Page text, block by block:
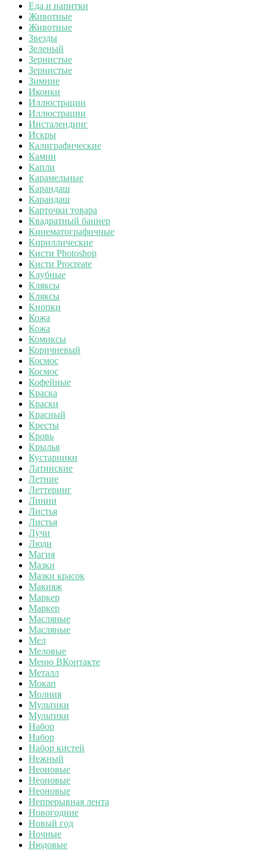
Еда и напитки
Животные
Животные
Звезды
Зеленый
Зернистые
Зернистые
Зимние
Иконки
Иллюстрации
Иллюстрации
Инсталендинг
Искры
Калиграфические
Камни
Капли
Карамельные
Карандаш
Карандаш
Карточки товара
Квадратный баннер
Кинематографичные
Кириллические
Кисти Photoshop
Кисти Procreate
Клубные
Кляксы
Кляксы
Кнопки
Кожа
Кожа
Комиксы
Коричневый
Космос
Космос
Кофейные
Краска
Краски
Красный
Кресты
Кровь
Крылья
Кустарники
Латинские
Летние
Леттеринг
Линии
Листья
Листья
Лучи
Люди
Магия
Мазки
Мазки красок
Макияж
Маркер
Маркер
Масляные
Масляные
Мел
Меловые
Меню ВКонтакте
Металл
Мокап
Молния
Мультики
Мультики
Набор
Набор
Набор кистей
Нежный
Неоновые
Неоновые
Неоновые
Непрерывная лента
Новогодние
Новый год
Ночные
Нюдовые